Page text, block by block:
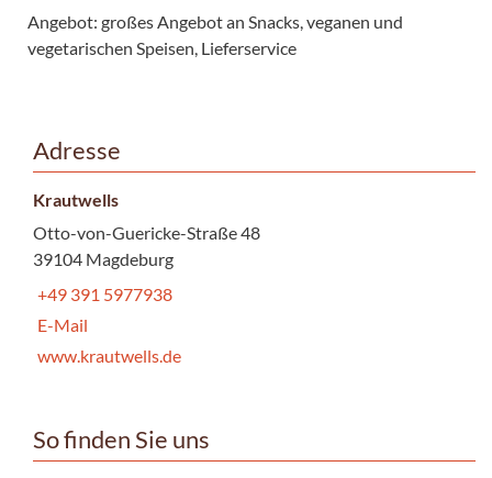
Angebot: großes Angebot an Snacks, veganen und
vegetarischen Speisen, Lieferservice
Adresse
Krautwells
Otto-von-Guericke-Straße 48
39104 Magdeburg
+49 391 5977938
E-Mail
www.krautwells.de
So finden Sie uns